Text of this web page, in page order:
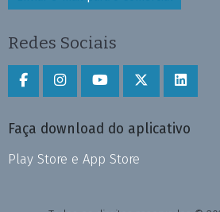
Redes Sociais
Faça download do aplicativo
Play Store e App Store